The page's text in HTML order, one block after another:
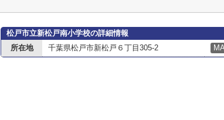
松戸市立新松戸南小学校の詳細情報
所在地
千葉県松戸市新松戸６丁目305-2